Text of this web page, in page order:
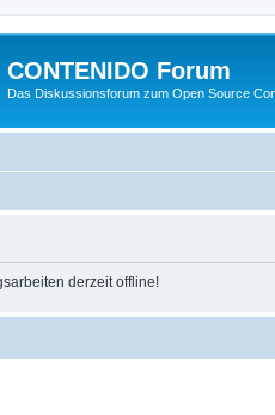
CONTENIDO Forum
Das Diskussionsforum zum Open Source
derzeit offline!